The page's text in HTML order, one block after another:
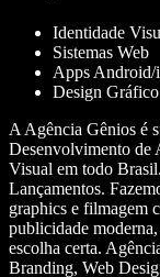
Identidade
Sistemas Web
Apps Android/
Design Gráfico
A Agência Gênios é
Desenvolvimento de
Visual em todo
Lançamentos.
graphics e filmagem
publicidade
escolha certa.
Branding, Web